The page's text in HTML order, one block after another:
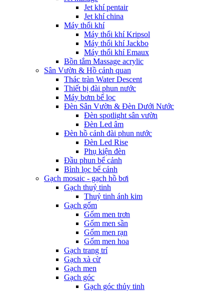
Jet khí pentair
Jet khí china
Máy thổi khí
Máy thổi khí Kripsol
Máy thổi khí Jackbo
Máy thổi khí Emaux
Bồn tắm Massage acrylic
Sân Vườn & Hồ cảnh quan
Thác tràn Water Descent
Thiết bị đài phun nước
Máy bơm bể lọc
Đèn Sân Vườn & Đèn Dưới Nước
Đèn spotlight sân vườn
Đèn Led âm
Đèn hồ cảnh đài phun nước
Đèn Led Rise
Phụ kiện đèn
Đầu phun bể cảnh
Bình lọc bể cảnh
Gạch mosaic - gạch hồ bơi
Gạch thuỷ tinh
Thuỷ tinh ánh kim
Gạch gốm
Gốm men trơn
Gốm men sần
Gốm men rạn
Gốm men hoa
Gạch trang trí
Gạch xà cừ
Gạch men
Gạch góc
Gạch góc thủy tinh